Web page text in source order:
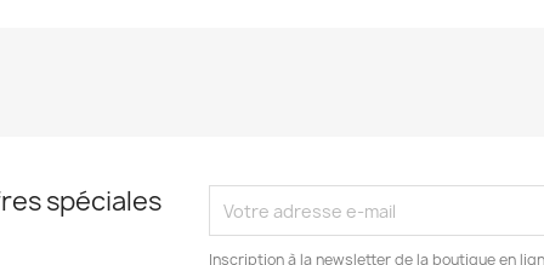
spéciales
Inscription à la newsletter de la boutique en